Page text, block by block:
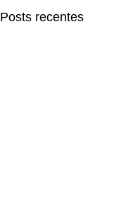
Posts recentes